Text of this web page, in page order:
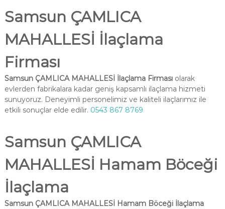
Samsun ÇAMLICA
MAHALLESİ İlaçlama
Firması
Samsun ÇAMLICA MAHALLESİ İlaçlama Firmasıolarak
evlerden fabrikalara kadar geniş kapsamlı ilaçlama hizmeti
sunuyoruz. Deneyimli personelimiz ve kaliteli ilaçlarımız ile
etkili sonuçlar elde edilir. 0543 867 8769
Samsun ÇAMLICA
MAHALLESİ Hamam Böceği
İlaçlama
Samsun ÇAMLICA MAHALLESİ Hamam Böceği İlaçlama